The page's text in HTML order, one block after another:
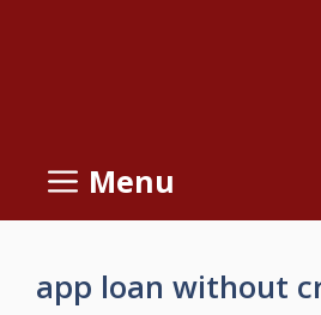
Menu
app loan without